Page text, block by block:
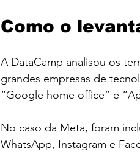
Como o
A DataCamp analisou os
grandes empresas de
“Google home office” e
No caso da Meta, foram
WhatsApp, Instagram e